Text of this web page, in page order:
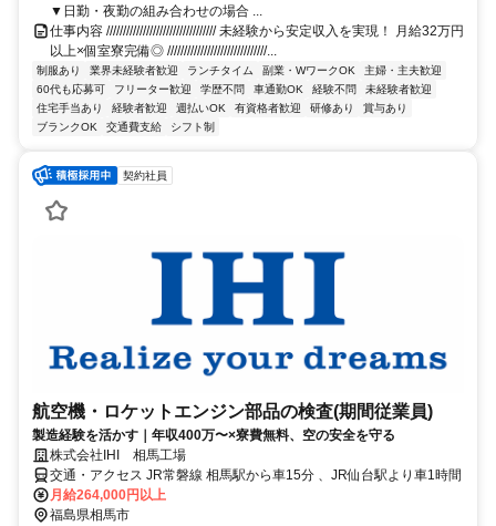
▼日勤・夜勤の組み合わせの場合 ...
仕事内容 ///////////////////////////////// 未経験から安定収入を実現！ 月給32万円
以上×個室寮完備◎ //////////////////////////////...
制服あり 業界未経験者歓迎 ランチタイム 副業・WワークOK
主婦・主夫歓迎
60代も応募可
フリーター歓迎 学歴不問 車通勤OK 経験不問
未経験者歓迎
住宅手当あり
経験者歓迎 週払いOK 有資格者歓迎 研修あり
賞与あり
ブランクOK
交通費支給 シフト制
契約社員
航空機・ロケットエンジン部品の検査(期間従業員)
製造経験を活かす｜年収400万〜×寮費無料、空の安全を守る
株式会社IHI 相馬工場
交通・アクセス JR常磐線 相馬駅から車15分 、JR仙台駅より車1時間
月給264,000円以上
福島県相馬市